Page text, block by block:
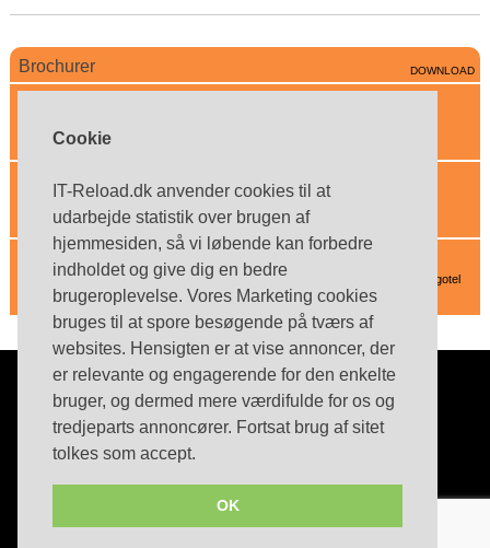
Cookie
IT-Reload.dk anvender cookies til at
udarbejde statistik over brugen af
hjemmesiden, så vi løbende kan forbedre
indholdet og give dig en bedre
brugeroplevelse. Vores Marketing cookies
bruges til at spore besøgende på tværs af
websites. Hensigten er at vise annoncer, der
er relevante og engagerende for den enkelte
bruger, og dermed mere værdifulde for os og
tredjeparts annoncører. Fortsat brug af sitet
tolkes som accept.
OK
Brochurer DOWNLOAD
Cortex Consult
Innovative IT-løsninger til din virksomhed
Ergotel
Se de smarte headset-løsninger fra Plantronics - kan købes hos Ergotel
IT Reload.dk
Naverland 8, 1.th.
2600 Glostrup